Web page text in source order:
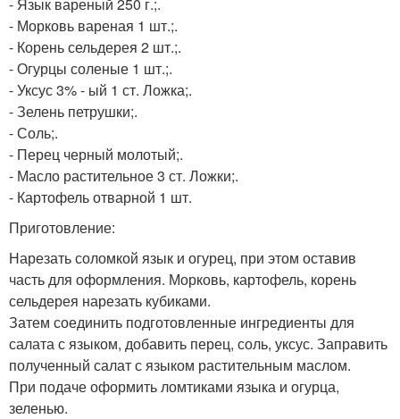
- Морковь вареная 1 шт.;.
- Корень сельдерея 2 шт.;.
- Огурцы соленые 1 шт.;.
- Уксус 3% - ый 1 ст. Ложка;.
- Зелень петрушки;.
- Соль;.
- Перец черный молотый;.
- Масло растительное 3 ст. Ложки;.
- Картофель отварной 1 шт.
Приготовление:
Нарезать соломкой язык и огурец, при этом оставив
часть для оформления. Морковь, картофель, корень
сельдерея нарезать кубиками.
Затем соединить подготовленные ингредиенты для
салата с языком, добавить перец, соль, уксус. Заправить
полученный салат с языком растительным маслом.
При подаче оформить ломтиками языка и огурца,
зеленью.